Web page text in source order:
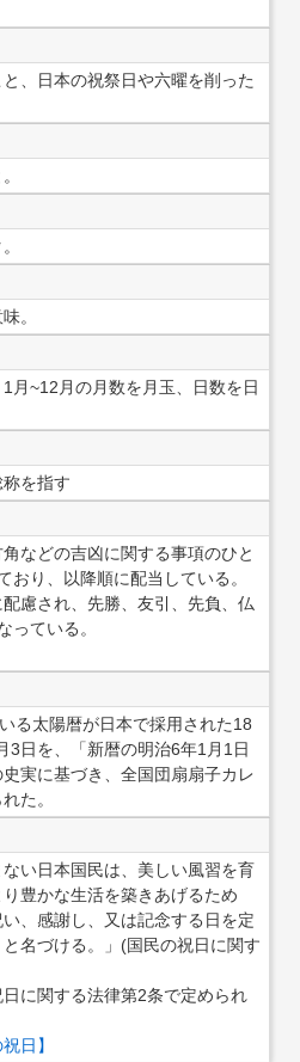
、日本の祝祭日や六曜を削った
。
月~12月の月数を月玉、日数を日
を指す
などの吉凶に関する事項のひと
おり、以降順に配当している。
慮され、先勝、友引、先負、仏
っている。
る太陽暦が日本で採用された18
3日を、「新暦の明治6年1月1日
実に基づき、全国団扇扇子カレ
た。
ない日本国民は、美しい風習を育
豊かな生活を築きあげるため
、感謝し、又は記念する日を定
名づける。」(国民の祝日に関す
に関する法律第2条で定められ
日】